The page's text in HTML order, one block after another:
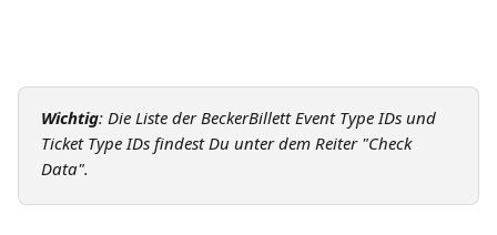
Wichtig: Die Liste der BeckerBillett Event Type IDs und
Ticket Type IDs findest Du unter dem Reiter "Check
Data".